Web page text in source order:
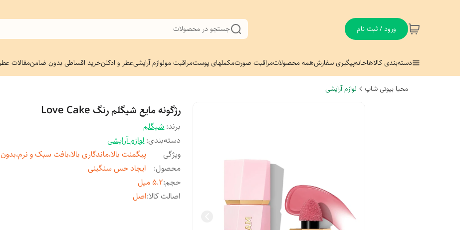
ورود / ثبت نام جستجو در محصولات
دسته‌بندی کالاهاخانهپیگیری سفارشهمه محصولاتمراقبت صورتمکملهای پوستمراقبت مولوازم آرایشیعطر و ادکلنخرید اقساطی بدون ضامنمقالات
محیا بیوتی شاپ لوازم آرایشی
رژگونه مایع شیگلم رنگ Love Cake
برند:شیگلم
دسته‌بندی:لوازم آرایشی
ویژگی
محصول:
پیگمنت بالا،ماندگاری بالا،بافت سبک و نرم،بدون
ایجاد حس سنگینی
حجم:5.2 میل
اصالت کالا:اصل